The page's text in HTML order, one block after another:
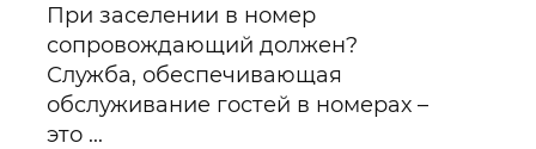
При заселении в номер
сопровождающий должен?
Служба, обеспечивающая
обслуживание гостей в номерах –
это ...